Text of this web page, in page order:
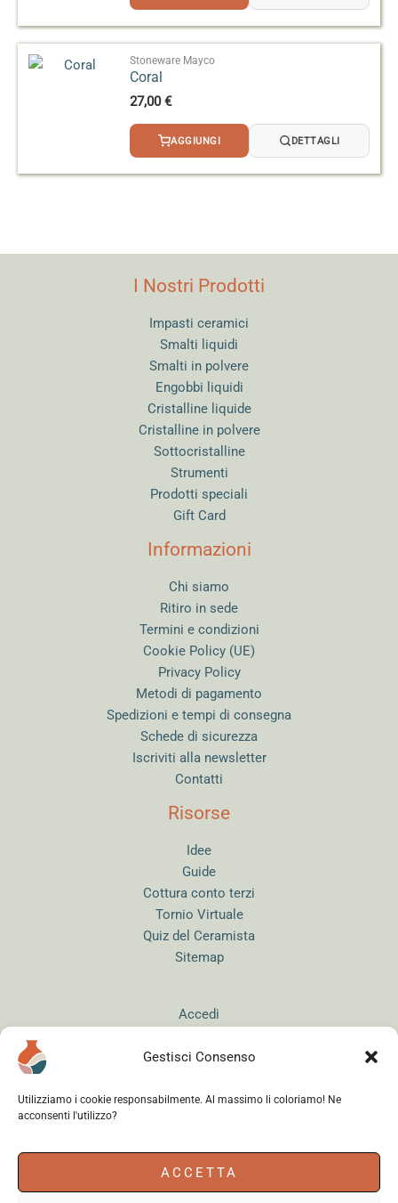
Gestisci Consenso
Utilizziamo i cookie responsabilmente. Al massimo li coloriamo! Ne
acconsenti l'utilizzo?
ACCETTA
Stoneware Mayco
Coral
27,00€
AGGIUNGI DETTAGLI
I Nostri Prodotti
Impasti ceramici
Smalti liquidi
Smalti in polvere
Engobbi liquidi
Cristalline liquide
Cristalline in polvere
Sottocristalline
Strumenti
Prodotti speciali
Gift Card
Informazioni
Chi siamo
Ritiro in sede
Termini e condizioni
Cookie Policy (UE)
Privacy Policy
Metodi di pagamento
Spedizioni e tempi di consegna
Schede di sicurezza
Iscriviti alla newsletter
Contatti
Risorse
Idee
Guide
Cottura conto terzi
Tornio Virtuale
Quiz del Ceramista
Sitemap
Accedi